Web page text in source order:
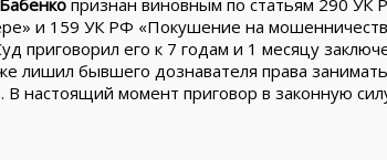
признан виновным по статьям 290
и 159 УК РФ «Покушение на
приговорил его к 7 годам и 1 месяцу
лишил бывшего дознавателя права
В настоящий момент приговор в законную